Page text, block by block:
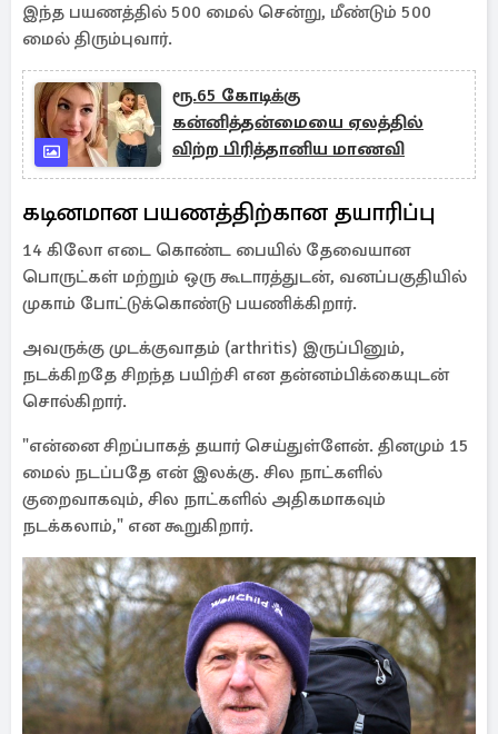
இந்த பயணத்தில் 500 மைல் சென்று, மீண்டும் 500
மைல் திரும்புவார்.
ரூ.65 கோடிக்கு
கன்னித்தன்மையை ஏலத்தில்
விற்ற பிரித்தானிய மாணவி
கடினமான பயணத்திற்கான தயாரிப்பு
14 கிலோ எடை கொண்ட பையில் தேவையான
பொருட்கள் மற்றும் ஒரு கூடாரத்துடன், வனப்பகுதியில்
முகாம் போட்டுக்கொண்டு பயணிக்கிறார்.
அவருக்கு முடக்குவாதம் (arthritis) இருப்பினும்,
நடக்கிறதே சிறந்த பயிற்சி என தன்னம்பிக்கையுடன்
சொல்கிறார்.
"என்னை சிறப்பாகத் தயார் செய்துள்ளேன். தினமும் 15
மைல் நடப்பதே என் இலக்கு. சில நாட்களில்
குறைவாகவும், சில நாட்களில் அதிகமாகவும்
நடக்கலாம்," என கூறுகிறார்.